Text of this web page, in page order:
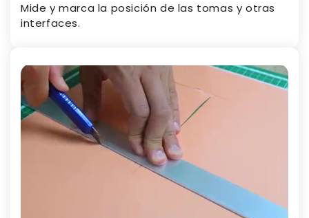
Mide y marca la posición de las tomas y otras
interfaces.